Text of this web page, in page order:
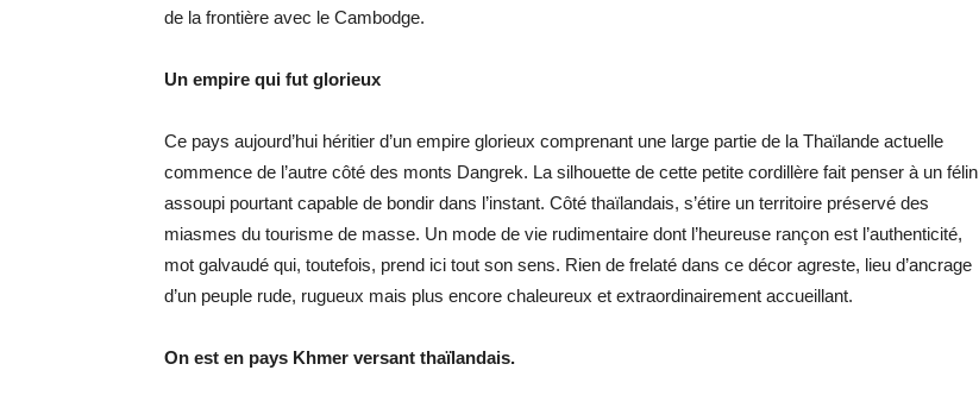
de la frontière avec le Cambodge.
Un empire qui fut glorieux
Ce pays aujourd’hui héritier d’un empire glorieux comprenant une large partie de la Thaïlande actuelle
commence de l’autre côté des monts Dangrek. La silhouette de cette petite cordillère fait penser à un félin
assoupi pourtant capable de bondir dans l’instant. Côté thaïlandais, s’étire un territoire préservé des
miasmes du tourisme de masse. Un mode de vie rudimentaire dont l’heureuse rançon est l’authenticité,
mot galvaudé qui, toutefois, prend ici tout son sens. Rien de frelaté dans ce décor agreste, lieu d’ancrage
d’un peuple rude, rugueux mais plus encore chaleureux et extraordinairement accueillant.
On est en pays Khmer versant thaïlandais.